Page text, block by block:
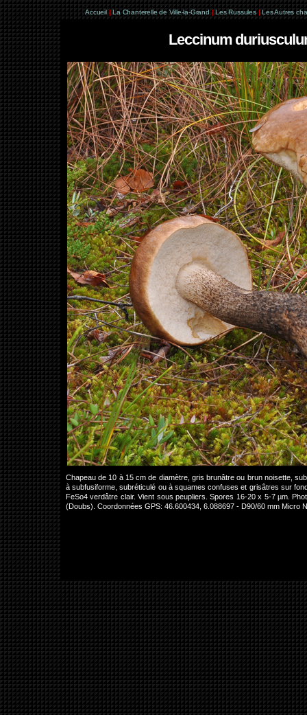
Accueil | La Chanterelle de Ville-la-Grand | Les Russules | Les Autres
Leccinum
Chapeau de 10 à 15 cm de diamètre, gris brunâtre ou brun noisette,
à subfusiforme, subréticulé ou à squames confuses et grisâtres sur
FeSo4 verdâtre clair. Vient sous peupliers. Spores 16-20 x 5-7 µm.
(Doubs). Coordonnées GPS: 46.600434, 6.088697 - D90/60 mm Micro